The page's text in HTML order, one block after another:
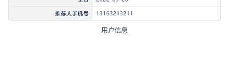
用户信息